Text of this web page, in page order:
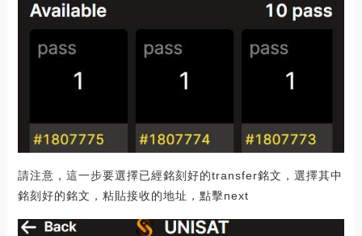
請注意，這一步要選擇已經銘刻好的transfer銘文，選擇其中
銘刻好的銘文，粘貼接收的地址，點擊next